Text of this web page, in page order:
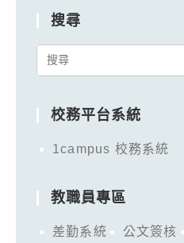
搜尋
Search
校務平台系統
1campus 校務系統
教職員專區
差勤系統 公文簽核